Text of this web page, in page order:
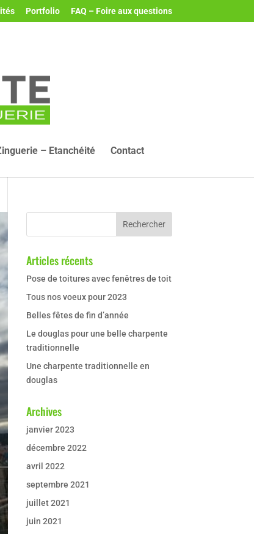
Portfolio FAQ – Foire aux questions
– Etanchéité Contact
Articles récents
Pose de toitures avec fenêtres de toit
Tous nos voeux pour 2023
Belles fêtes de fin d’année
Le douglas pour une belle charpente
traditionnelle
Une charpente traditionnelle en
douglas
Archives
janvier 2023
décembre 2022
avril 2022
septembre 2021
juillet 2021
juin 2021